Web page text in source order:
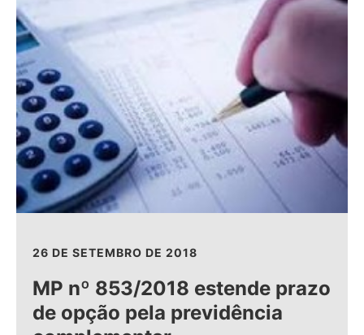
26 DE SETEMBRO DE 2018
MP nº 853/2018 estende prazo
de opção pela previdência